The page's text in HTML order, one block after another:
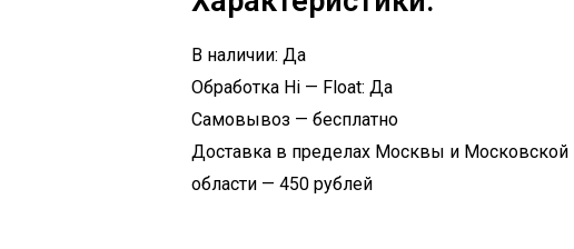
В наличии: Да
Обработка Hi — Float: Да
Самовывоз — бесплатно
Доставка в пределах Москвы и Московской
области — 450 рублей